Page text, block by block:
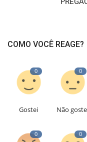
COMO VOCÊ REAGE?
0
Gostei
0
Não
0 0